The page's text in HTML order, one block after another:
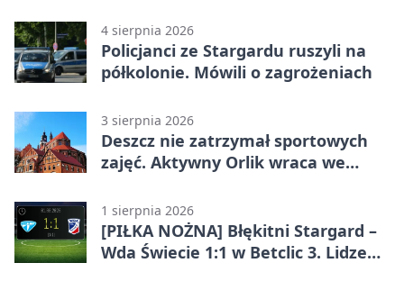
4 sierpnia 2026
Policjanci ze Stargardu ruszyli na
półkolonie. Mówili o zagrożeniach
3 sierpnia 2026
Deszcz nie zatrzymał sportowych
zajęć. Aktywny Orlik wraca we
1 sierpnia 2026
[PIŁKA NOŻNA] Błękitni Stargard –
Wda Świecie 1:1 w Betclic 3. Lidze